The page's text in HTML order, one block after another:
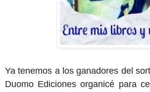
Ya tenemos a los ganadores del
Duomo Ediciones organicé para